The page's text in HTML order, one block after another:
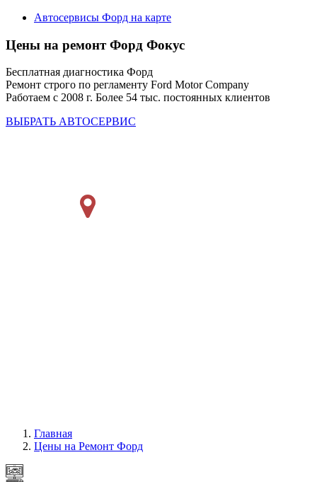
Автосервисы Форд на карте
Цены на ремонт Форд Фокус
Бесплатная диагностика Форд
Ремонт строго по регламенту Ford Motor Company
Работаем с 2008 г. Более 54 тыс. постоянных клиентов
ВЫБРАТЬ АВТОСЕРВИС
Главная
Цены на Ремонт Форд